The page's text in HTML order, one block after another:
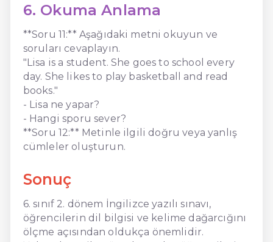
6. Okuma Anlama
**Soru 11:** Aşağıdaki metni okuyun ve
soruları cevaplayın.
"Lisa is a student. She goes to school every
day. She likes to play basketball and read
books."
- Lisa ne yapar?
- Hangi sporu sever?
**Soru 12:** Metinle ilgili doğru veya yanlış
cümleler oluşturun.
Sonuç
6. sınıf 2. dönem İngilizce yazılı sınavı,
öğrencilerin dil bilgisi ve kelime dağarcığını
ölçme açısından oldukça önemlidir.